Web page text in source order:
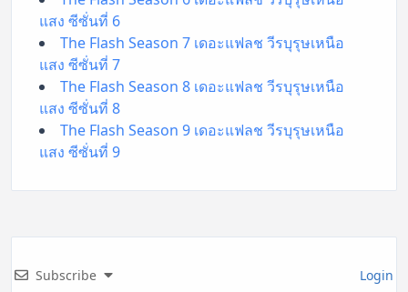
แสง ซีซั่นที่ 6
The Flash Season 7 เดอะแฟลช วีรบุรุษเหนือ
แสง ซีซั่นที่ 7
The Flash Season 8 เดอะแฟลช วีรบุรุษเหนือ
แสง ซีซั่นที่ 8
The Flash Season 9 เดอะแฟลช วีรบุรุษเหนือ
แสง ซีซั่นที่ 9
Subscribe Login